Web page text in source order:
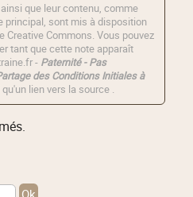
que leur contenu, comme
principal, sont mis à disposition
Creative Commons. Vous pouvez
tant que cette note apparaît
- Paternité - Pas
des Conditions Initiales à
lien vers la source .